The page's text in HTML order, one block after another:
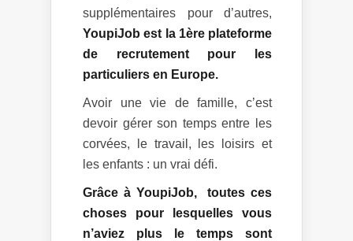
supplémentaires pour d’autres,
YoupiJob est la 1ère plateforme
de recrutement pour les
particuliers en Europe.
Avoir une vie de famille, c’est
devoir gérer son temps entre les
corvées, le travail, les loisirs et
les enfants : un vrai défi.
Grâce à YoupiJob, toutes ces
choses pour lesquelles vous
n’aviez plus le temps sont